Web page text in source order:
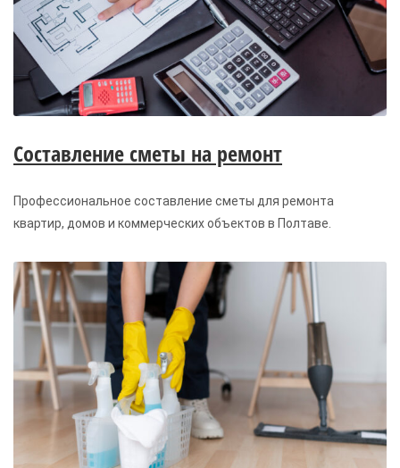
Составление сметы на ремонт
Профессиональное составление сметы для ремонта
квартир, домов и коммерческих объектов в Полтаве.